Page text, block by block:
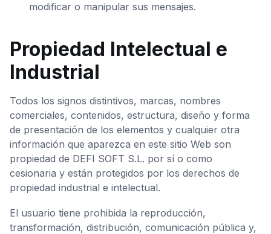
modificar o manipular sus mensajes.
Propiedad Intelectual e
Industrial
Todos los signos distintivos, marcas, nombres
comerciales, contenidos, estructura, diseño y forma
de presentación de los elementos y cualquier otra
información que aparezca en este sitio Web son
propiedad de DEFI SOFT S.L. por sí o como
cesionaria y están protegidos por los derechos de
propiedad industrial e intelectual.
El usuario tiene prohibida la reproducción,
transformación, distribución, comunicación pública y,